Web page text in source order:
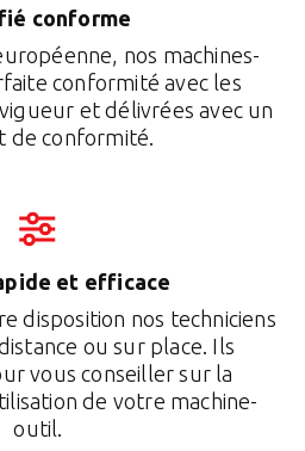
conforme
nos machines-
conformité avec les
et délivrées avec un
de conformité.
et efficace
disposition nos techniciens
ou sur place. Ils
vous conseiller sur la
de votre machine-
outil.